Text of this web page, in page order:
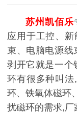
苏州凯佰乐
应用于工控、
束、电脑电源线
剥开它就是一个
环有很多种叫
环、铁氧体磁环
扰磁环的需求,